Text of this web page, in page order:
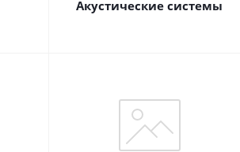
Акустические системы